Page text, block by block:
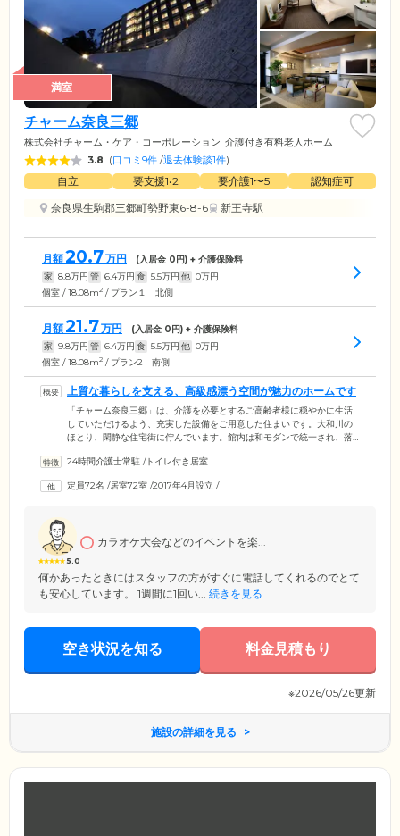
満室
チャーム奈良三郷
株式会社チャーム・ケア・コーポレーション 介護付き有料老人ホーム
3.8 (口コミ9件 /退去体験談1件)
自立 要支援1•2 要介護1〜5
認知症可
奈良県生駒郡三郷町勢野東6-8-6
新王寺駅
月額20.7万円 (入居金 0円) + 介護保険料
家 8.8万円 管 6.4万円 食 5.5万円 他 0万円
個室 / 18.08m2 / プラン１ 北側
月額21.7万円 (入居金 0円) + 介護保険料
家 9.8万円 管 6.4万円 食 5.5万円 他 0万円
個室 / 18.08m2 / プラン2 南側
上質な暮らしを支える、高級感漂う空間が魅力のホームです
「チャーム奈良三郷」は、介護を必要とするご高齢者様に穏やかに生活
していただけるよう、充実した設備をご用意した住まいです。大和川の
ほとり、閑静な住宅街に佇んでいます。館内は和モダンで統一され、落
空間が特徴です。食堂をはじめ談話室や多目的室など共用スペースが多
た、ご入居者様のプライベート空間である居室は、トイレ・洗面台完備
24時間介護士常駐 /トイレ付き居室
定員72名 /居室72室 /2017年4月設立 /
5.0
カラオケ大会などのイベントを楽...
何かあったときにはスタッフの方がすぐに電話してくれるのでとて
も安心しています。 1週間に1回い... 続きを見る
空き状況を知る 料金見積もり
※2026/05/26更新
施設の詳細を見る